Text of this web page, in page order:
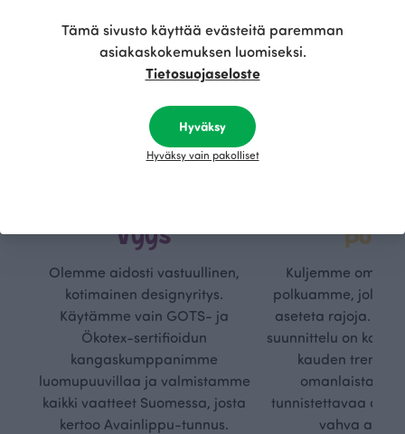
vyys
Olemme aidosti vastuullinen,
kotimainen designyritys.
Käytämme vain GOTS- ja
Ökotex-sertifioidun
kangaskumppanimme
luomupuuvillaa ja valmistamme
kaikki vaatteet Suomessa, josta
kertoo Avainlippu-tunnus.
Kuljemme omaa,
polkuamme, jolla
aseteta rajoja.
suunnittelu on
kauden
omanlaista,
tunnistettavaa
vahva
Tämä sivusto käyttää evästeitä paremman
asiakaskokemuksen luomiseksi.
Tietosuojaseloste
Hyväksy
Hyväksy vain pakolliset